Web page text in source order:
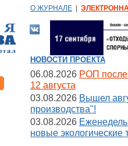
О ЖУРНАЛЕ
НОВОСТИ ПРОЕКТА
06.08.2026 РОП после
12 августа
03.08.2026 Вышел
производства"!
03.08.2026
новые экологические